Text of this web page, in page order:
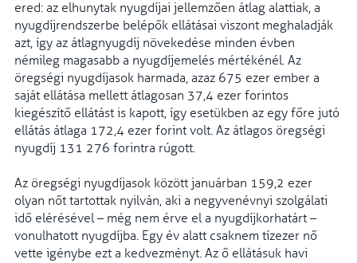
ered: az elhunytak nyugdíjai jellemzően átlag alattiak, a
nyugdíjrendszerbe belépők ellátásai viszont meghaladják
azt, így az átlagnyugdíj növekedése minden évben
némileg magasabb a nyugdíjemelés mértékénél. Az
öregségi nyugdíjasok harmada, azaz 675 ezer ember a
saját ellátása mellett átlagosan 37,4 ezer forintos
kiegészítő ellátást is kapott, így esetükben az egy főre jutó
ellátás átlaga 172,4 ezer forint volt. Az átlagos öregségi
nyugdíj 131 276 forintra rúgott.
Az öregségi nyugdíjasok között januárban 159,2 ezer
olyan nőt tartottak nyilván, aki a negyvenévnyi szolgálati
idő elérésével – még nem érve el a nyugdíjkorhatárt –
vonulhatott nyugdíjba. Egy év alatt csaknem tízezer nő
vette igénybe ezt a kedvezményt. Az ő ellátásuk havi